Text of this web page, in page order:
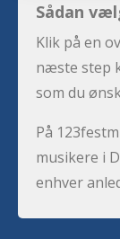
Sådan
Klik på en
næste step
som du
På
musikere i
enhver